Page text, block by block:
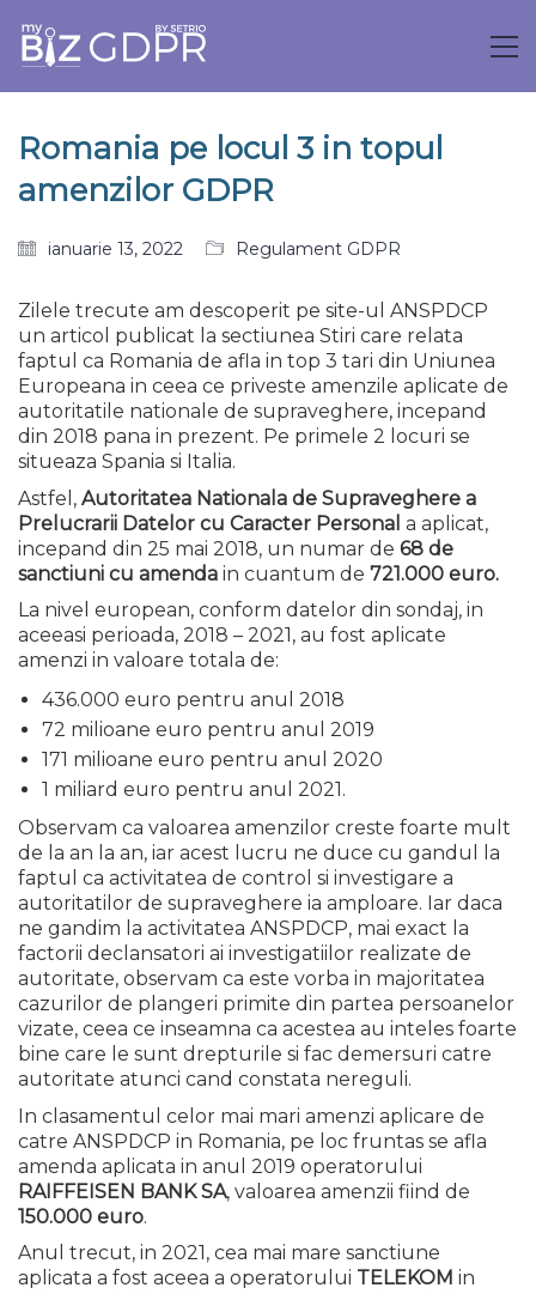
Romania pe locul 3 in topul
amenzilor GDPR
ianuarie 13, 2022 Regulament GDPR
Zilele trecute am descoperit pe site-ul ANSPDCP
un articol publicat la sectiunea Stiri care relata
faptul ca Romania de afla in top 3 tari din Uniunea
Europeana in ceea ce priveste amenzile aplicate de
autoritatile nationale de supraveghere, incepand
din 2018 pana in prezent. Pe primele 2 locuri se
situeaza Spania si Italia.
Astfel, Autoritatea Nationala de Supraveghere a
Prelucrarii Datelor cu Caracter Personal a aplicat,
incepand din 25 mai 2018, un numar de 68 de
sanctiuni cu amenda in cuantum de 721.000 euro.
La nivel european, conform datelor din sondaj, in
aceeasi perioada, 2018 – 2021, au fost aplicate
amenzi in valoare totala de:
436.000 euro pentru anul 2018
72 milioane euro pentru anul 2019
171 milioane euro pentru anul 2020
1 miliard euro pentru anul 2021.
Observam ca valoarea amenzilor creste foarte mult
de la an la an, iar acest lucru ne duce cu gandul la
faptul ca activitatea de control si investigare a
autoritatilor de supraveghere ia amploare. Iar daca
ne gandim la activitatea ANSPDCP, mai exact la
factorii declansatori ai investigatiilor realizate de
autoritate, observam ca este vorba in majoritatea
cazurilor de plangeri primite din partea persoanelor
vizate, ceea ce inseamna ca acestea au inteles foarte
bine care le sunt drepturile si fac demersuri catre
autoritate atunci cand constata nereguli.
In clasamentul celor mai mari amenzi aplicare de
catre ANSPDCP in Romania, pe loc fruntas se afla
amenda aplicata in anul 2019 operatorului
RAIFFEISEN BANK SA, valoarea amenzii fiind de
150.000 euro.
Anul trecut, in 2021, cea mai mare sanctiune
aplicata a fost aceea a operatorului TELEKOM in